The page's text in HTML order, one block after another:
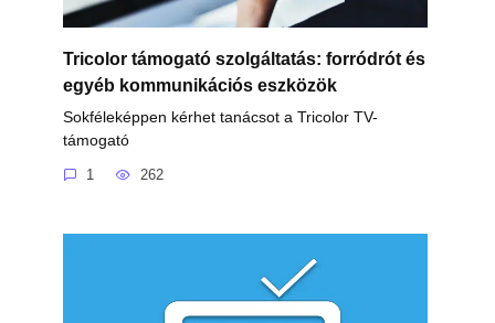
Tricolor támogató szolgáltatás: forródrót és
egyéb kommunikációs eszközök
Sokféleképpen kérhet tanácsot a Tricolor TV-
támogató
1 262